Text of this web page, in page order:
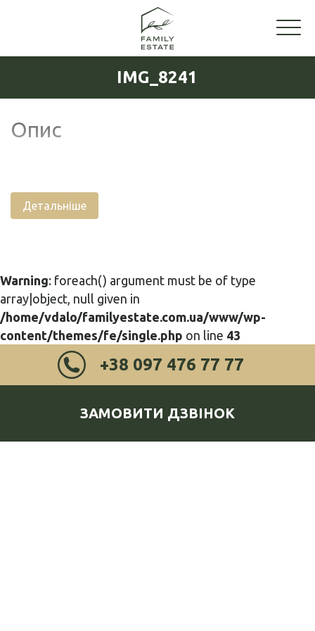
IMG_8241
Опис
Детальніше
Warning: foreach() argument must be of type
array|object, null given in
/home/vdalo/familyestate.com.ua/www/wp-
content/themes/fe/single.php on line 43
+38 097 476 77 77
ЗАМОВИТИ ДЗВІНОК